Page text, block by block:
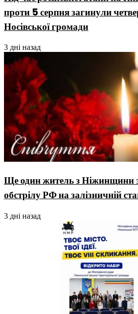
проти 5 серпня загинули
Носівської громади
3 дні назад
Ще один житель з Ніжинщини
обстрілу РФ на залізничній
3 дні назад